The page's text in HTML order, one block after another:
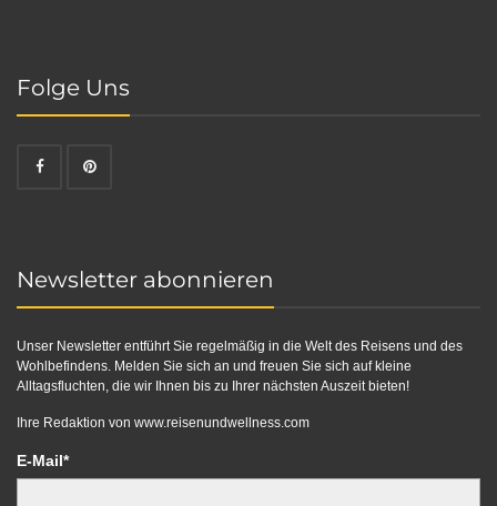
Folge Uns
Newsletter abonnieren
Unser Newsletter entführt Sie regelmäßig in die Welt des Reisens und des
Wohlbefindens. Melden Sie sich an und freuen Sie sich auf kleine
Alltagsfluchten, die wir Ihnen bis zu Ihrer nächsten Auszeit bieten!
Ihre Redaktion von www.reisenundwellness.com
E-Mail*